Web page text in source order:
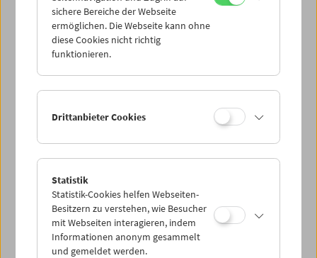
Share on
sichere Bereiche der Webseite
ermöglichen. Die Webseite kann ohne
diese Cookies nicht richtig
funktionieren.
Drittanbieter Cookies
Statistik
Statistik-Cookies helfen Webseiten-
Besitzern zu verstehen, wie Besucher
mit Webseiten interagieren, indem
Informationen anonym gesammelt
und gemeldet werden.